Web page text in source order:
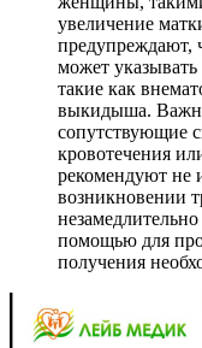
увеличение
предупреждают,
может указывать
такие как
выкидыша.
сопутствующие
кровотечения
рекомендуют не
возникновении
помощью для
получения